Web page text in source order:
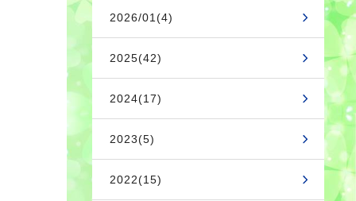
2026/01(4)
2025(42)
2024(17)
2023(5)
2022(15)